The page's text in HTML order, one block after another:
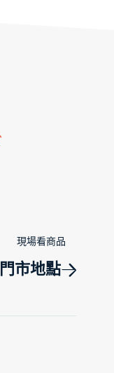
現場看商品
門市地點